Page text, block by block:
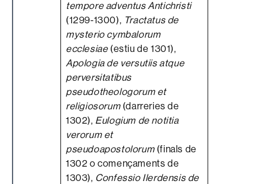
tempore adventus Antichristi
(1299-1300), Tractatus de
mysterio cymbalorum
ecclesiae (estiu de 1301),
Apologia de versutiis atque
perversitatibus
pseudotheologorum et
religiosorum (darreries de
1302), Eulogium de notitia
verorum et
pseudoapostolorum (finals de
1302 o començaments de
1303), Confessio Ilerdensis de